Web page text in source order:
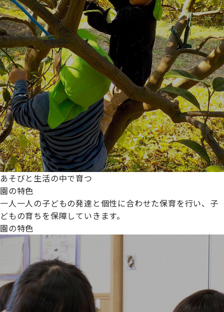
あそびと生活の中で育つ
園の特色
一人一人の子どもの発達と個性に合わせた保育を行い、子
どもの育ちを保障していきます。
園の特色